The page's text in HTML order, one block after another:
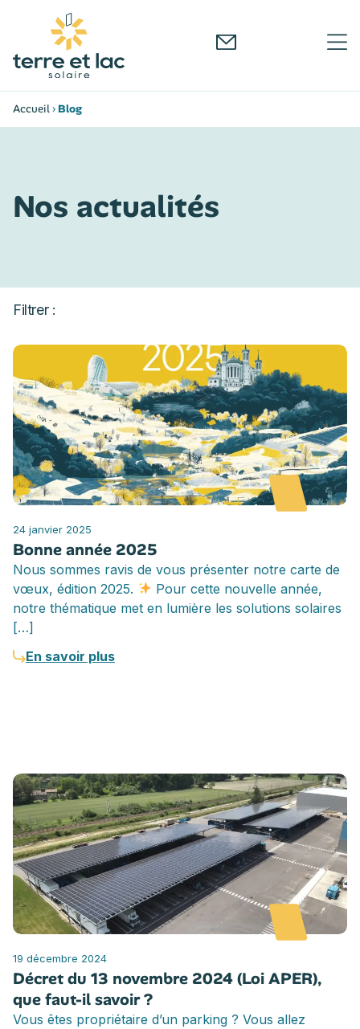
Accueil› Blog
Nos actualités
Filtrer :
24 janvier 2025
Bonne année 2025
Nous sommes ravis de vous présenter notre carte de
vœux, édition 2025.
Pour cette nouvelle année,
notre thématique met en lumière les solutions solaires
[…]
En savoir plus
19 décembre 2024
Décret du 13 novembre 2024 (Loi APER),
que faut-il savoir ?
Vous êtes propriétaire d’un parking ? Vous allez